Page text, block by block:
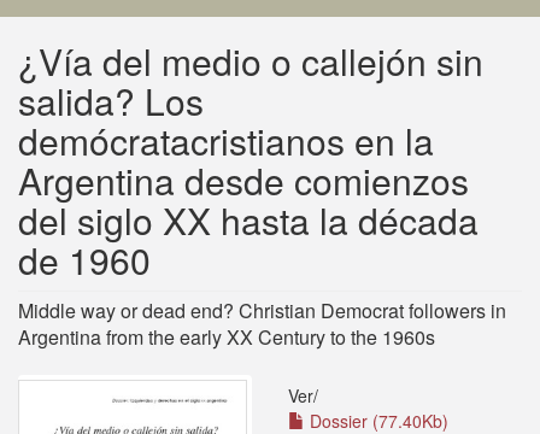
¿Vía del medio o callejón sin
salida? Los
demócratacristianos en la
Argentina desde comienzos
del siglo XX hasta la década
de 1960
Middle way or dead end? Christian Democrat followers in
Argentina from the early XX Century to the 1960s
Ver/
Dossier (77.40Kb)